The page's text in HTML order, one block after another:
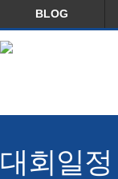
BLOG
대회일정